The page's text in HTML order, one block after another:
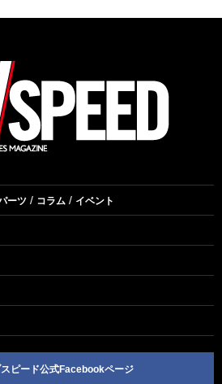
ーツ コラム イベント
ピード公式Facebookページ